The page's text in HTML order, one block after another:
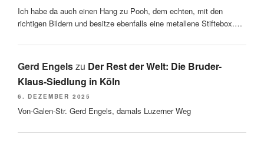
Ich habe da auch einen Hang zu Pooh, dem echten, mit den
richtigen Bildern und besitze ebenfalls eine metallene Stiftebox.…
Gerd Engelszu Der Rest der Welt: Die Bruder-
Klaus-Siedlung in Köln
6. DEZEMBER 2025
Von-Galen-Str. Gerd Engels, damals Luzerner Weg